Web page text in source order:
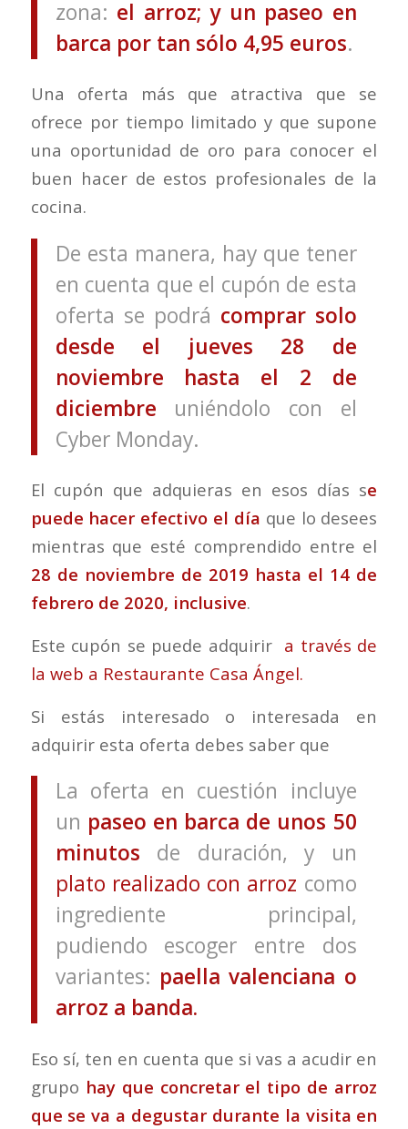
zona: el arroz; y un paseo en
barca por tan sólo 4,95 euros.
Una oferta más que atractiva que se
ofrece por tiempo limitado y que supone
una oportunidad de oro para conocer el
buen hacer de estos profesionales de la
cocina.
De esta manera, hay que tener
en cuenta que el cupón de esta
oferta se podrá comprar solo
desde el jueves 28 de
noviembre hasta el 2 de
diciembre uniéndolo con el
Cyber Monday.
El cupón que adquieras en esos días se
puede hacer efectivo el día que lo desees
mientras que esté comprendido entre el
28 de noviembre de 2019 hasta el 14 de
febrero de 2020, inclusive.
Este cupón se puede adquirir a través de
la web a Restaurante Casa Ángel.
Si estás interesado o interesada en
adquirir esta oferta debes saber que
La oferta en cuestión incluye
un paseo en barca de unos 50
minutos de duración, y un
plato realizado con arroz como
ingrediente principal,
pudiendo escoger entre dos
variantes: paella valenciana o
arroz a banda.
Eso sí, ten en cuenta que si vas a acudir en
grupo hay que concretar el tipo de arroz
que se va a degustar durante la visita en